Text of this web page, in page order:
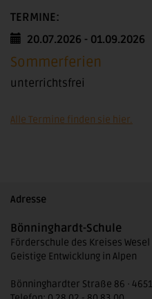
TERMINE:
20.07.2026 - 01.09.2026
Sommerferien
unterrichtsfrei
Alle Termine finden sie hier.
Adresse
Bönninghardt-Schule
Förderschule des Kreises
Geistige Entwicklung in Alpen
Bönninghardter Straße 86 ·